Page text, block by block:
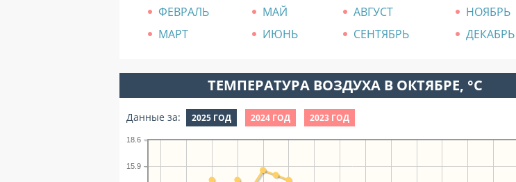
ФЕВРАЛЬ
МАЙ АВГУСТ
НОЯБРЬ
МАРТ
ИЮНЬ СЕНТЯБРЬ ДЕКАБРЬ
ТЕМПЕРАТУРА ВОЗДУХА В ОКТЯБРЕ, °C
Данные за: 2025 ГОД 2024 ГОД 2023 ГОД
15.9
18.6